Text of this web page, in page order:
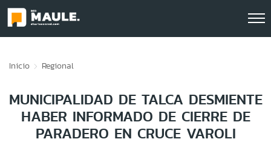
Inicio Regional
MUNICIPALIDAD DE TALCA DESMIENTE
HABER INFORMADO DE CIERRE DE
PARADERO EN CRUCE VAROLI